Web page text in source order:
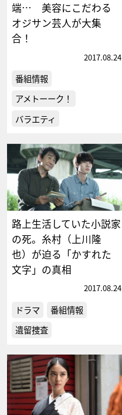
端… 美容にこだわる
オジサン芸人が大集
合！
2017.08.24
番組情報
アメトーーク！
バラエティ
路上生活していた小説家
の死。糸村（上川隆
也）が迫る「かすれた
文字」の真相
2017.08.24
ドラマ
番組情報
遺留捜査